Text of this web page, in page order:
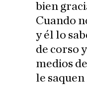
bien
Cuando
y él lo
de corso
medios
le